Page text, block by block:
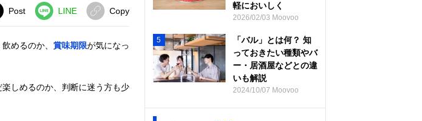
Post LINE Copy
めるのか、 賞味期限が気になっ
しめるのか、判断に迷う方も少
軽においしく
2026/02/03 Moovoo
5
「バル」とは何？ 知
っておきたい種類やバ
ー・居酒屋などとの違
いも解説
2024/10/07 Moovoo